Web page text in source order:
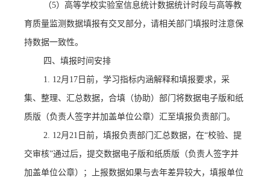
（5） 高等学校实验室信息统计数据统计时段与高等教
育质量监测数据填报有交叉部分，请相关部门填报时注意保
持数据一致性。
四、填报时间安排
1. 12月17日前，学习指标内涵解释和填报要求，采
集、整理、汇总数据，合填（协助）部门将数据电子版和纸
质版（负责人签字并加盖单位公章）汇至填报负责部门。
2. 12月21日前，填报负责部门汇总数据，在“校验、提
交审核”通过后，提交数据电子版和纸质版（负责人签字并
加盖单位公章）； 上报数据如果与去年差异较大，填报单位